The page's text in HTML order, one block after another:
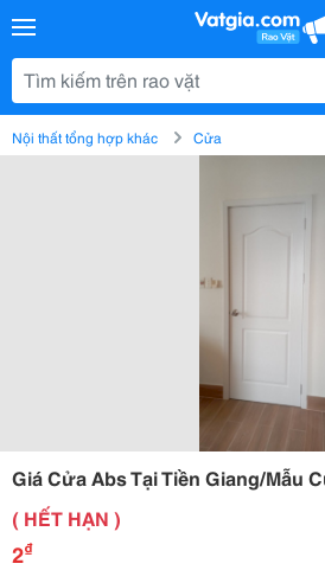
Nội thất tổng hợp khác Cửa
Giá Cửa Abs Tại Tiền Giang/Mẫu
( HẾT HẠN )
2₫